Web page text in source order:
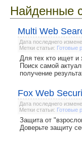
Найденные
Multi Web
Дата последнего
Метки статьи: Готовые
Для тех кто ищет и
Поиск самой
получение
Fox Web
Дата последнего
Метки статьи: Готовые
Защита от
Доверьте защиту